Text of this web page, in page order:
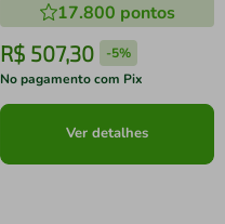
17.800 pontos
R$ 507,30 -5%
No pagamento com Pix
Ver detalhes